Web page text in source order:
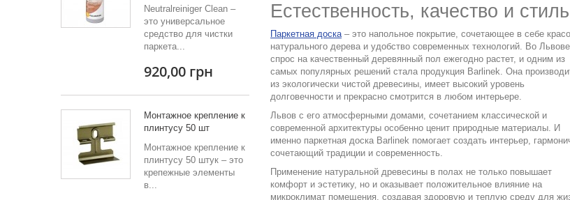
Neutralreiniger Clean –
это универсальное
средство для чистки
паркета...
920,00 грн
Монтажное крепление к
плинтусу 50 шт
Монтажное крепление к
плинтусу 50 штук – это
крепежные элементы
в...
Естественность, качество и
Паркетная доска– это напольное покрытие, сочетающее в себе
натурального дерева и удобство современных технологий. Во Львове
спрос на качественный деревянный пол ежегодно растет, и одним из
самых популярных решений стала продукция Barlinek. Она
из экологически чистой древесины, имеет высокий уровень
долговечности и прекрасно смотрится в любом интерьере.
Львов с его атмосферными домами, сочетанием классической и
современной архитектуры особенно ценит природные материалы. И
именно паркетная доска Barlinek помогает создать интерьер,
сочетающий традиции и современность.
Применение натуральной древесины в полах не только повышает
комфорт и эстетику, но и оказывает положительное влияние на
микроклимат помещения, создавая здоровую и теплую среду для